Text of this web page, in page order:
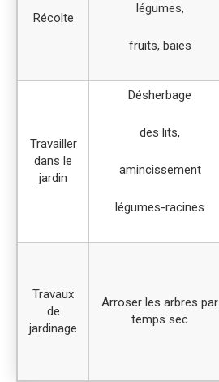
Récolte
légumes,
fruits, baies
Travailler
dans le
jardin
Désherbage
des lits,
amincissement
légumes-racines
Travaux
de
jardinage
Arroser les arbres par
temps sec